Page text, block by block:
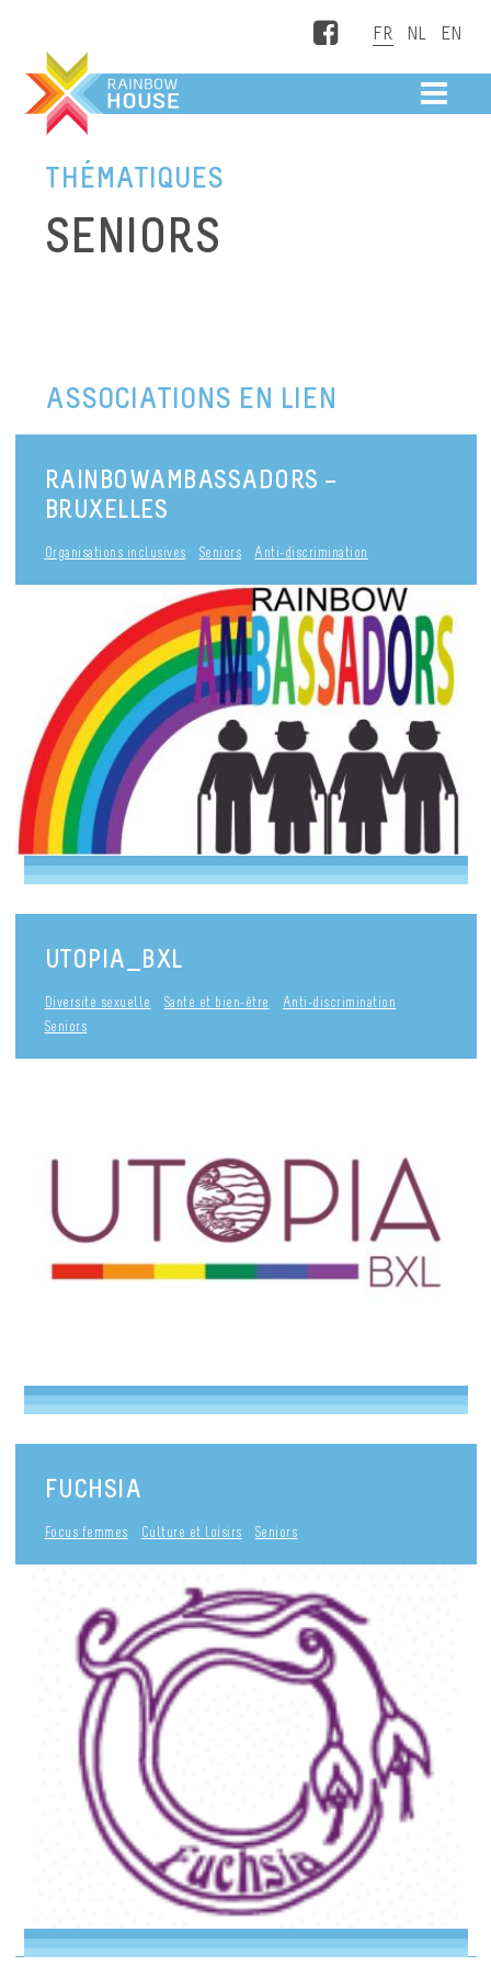
Facebook
THÉMATIQUES
SENIORS
ASSOCIATIONS EN LIEN
RAINBOWAMBASSADORS –
BRUXELLES
Organisations inclusives Seniors Anti-discrimination
UTOPIA_BXL
Diversité sexuelle Santé et bien-être
Anti-discrimination
Seniors
FUCHSIA
Focus femmes Culture et loisirs Seniors